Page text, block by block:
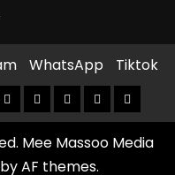
WhatsApp Tiktok
Mee Massoo Media
by AF themes.